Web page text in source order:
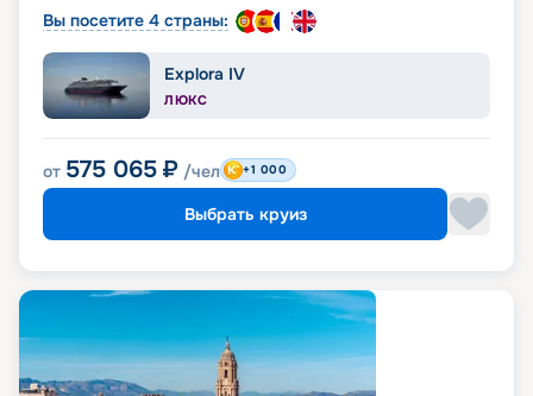
Вы посетите 4 страны:
Explora IV
ЛЮКС
от 575 065 ₽ /чел +1 000
Выбрать круиз